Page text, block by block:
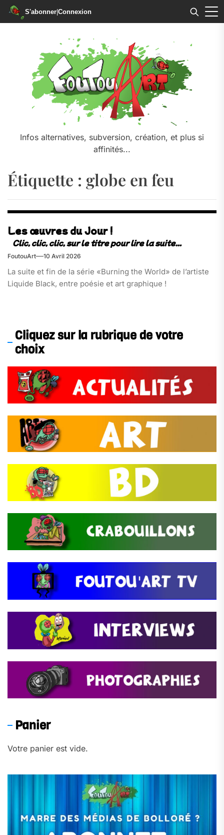
S'abonner|Connexion
Infos alternatives, subversion, création, et plus si
affinités...
Étiquette : globe en feu
Les œuvres du Jour !
FoutouArt 10 Avril 2026
La suite et fin de la série «Burning the World» de l’artiste
Liquide Black, entre poésie et art graphique !
Cliquez sur la rubrique de votre
choix
Panier
Votre panier est vide.